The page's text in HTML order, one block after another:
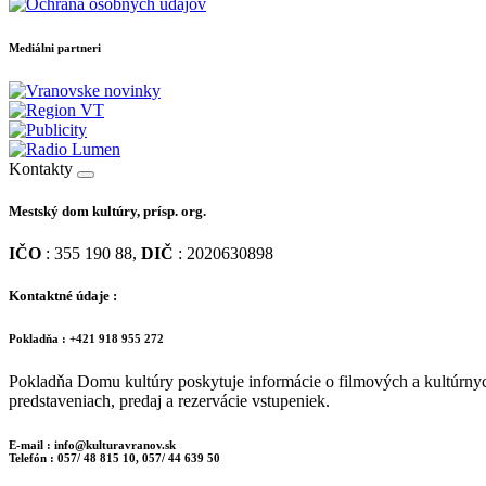
Mediálni partneri
Kontakty
Mestský dom kultúry, prísp. org.
IČO : 355 190 88, DIČ : 2020630898
Kontaktné údaje :
Pokladňa : +421 918 955 272
Pokladňa Domu kultúry poskytuje informácie o filmových a
predstaveniach, predaj a rezervácie vstupeniek.
E-mail : info@kulturavranov.sk
Telefón : 057/ 48 815 10, 057/ 44 639 50